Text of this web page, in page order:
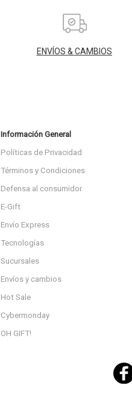
ENVÍOS & CAMBIOS
Información General
Políticas de Privacidad
Términos y Condiciones
Defensa al consumidor
E-Gift
Envío Express
Tecnologías
Sucursales
Envíos y cambios
Hot Sale
Cybermonday
OH GIFT!